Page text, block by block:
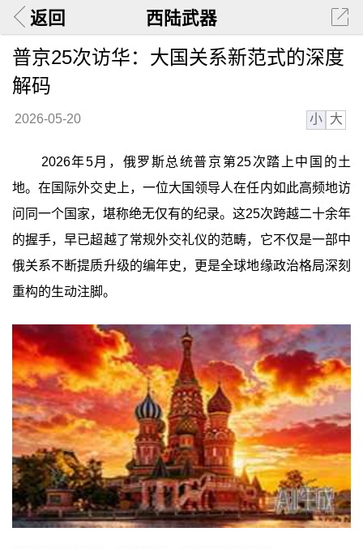
返回 西陆武器
普京25次访华：大国关系新范式的深度
解码
2026-05-20 小 大
2026年5月，俄罗斯总统普京第25次踏上中国的土
地。在国际外交史上，一位大国领导人在任内如此高频地访
问同一个国家，堪称绝无仅有的纪录。这25次跨越二十余年
的握手，早已超越了常规外交礼仪的范畴，它不仅是一部中
俄关系不断提质升级的编年史，更是全球地缘政治格局深刻
重构的生动注脚。